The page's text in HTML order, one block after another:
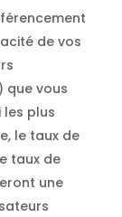
de vos
que vous
les plus
le taux de
taux de
une